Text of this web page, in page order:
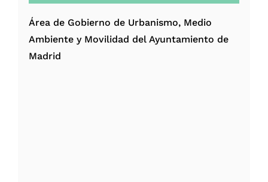
Área de Gobierno de Urbanismo, Medio
Ambiente y Movilidad del Ayuntamiento de
Madrid